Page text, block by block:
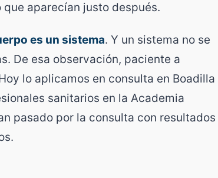
aparecían justo después.
es un sistema. Y un sistema no se
De esa observación, paciente a
lo aplicamos en consulta en Boadilla
sanitarios en la Academia
pasado por la consulta con resultados